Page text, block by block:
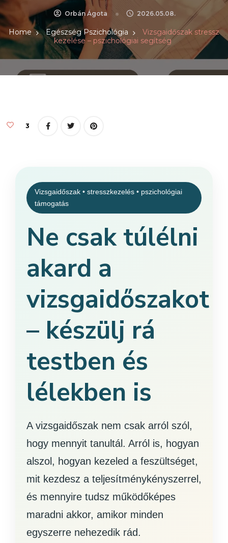
Orbán Ágota 2026.05.08.
Home Egészség Pszichológia
Vizsgaidőszak stressz
kezelése – pszichológiai segítség
3
Vizsgaidőszak • stresszkezelés • pszichológiai
támogatás
Ne csak túlélni
akard a
vizsgaidőszakot
– készülj rá
testben és
lélekben is
A vizsgaidőszak nem csak arról szól,
hogy mennyit tanultál. Arról is, hogyan
alszol, hogyan kezeled a feszültséget,
mit kezdesz a teljesítménykényszerrel,
és mennyire tudsz működőképes
maradni akkor, amikor minden
egyszerre nehezedik rád.